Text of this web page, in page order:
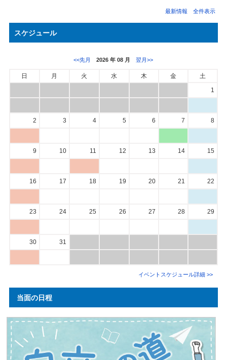
最新情報 全件表示
スケジュール
<<先月 2026 年 08 月 翌月>>
日 月 火 水 木 金
土
1
2 3 4 5 6 7 8
9 10 11 12 13 14 15
16 17 18 19 20 21 22
23 24 25 26 27 28 29
30 31
イベントスケジュール詳細 >>
当面の日程